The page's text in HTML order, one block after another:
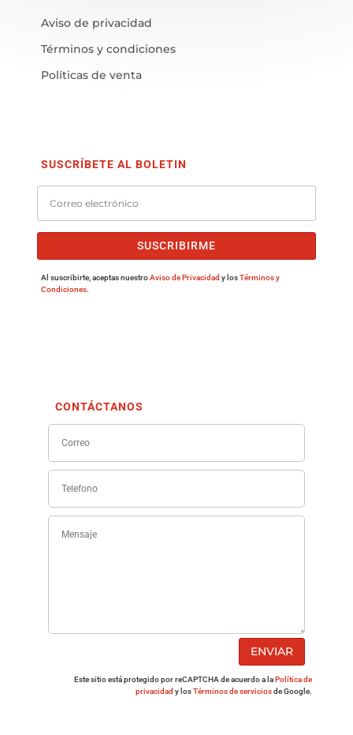
Aviso de privacidad
Términos y condiciones
Políticas de venta
SUSCRÍBETE AL BOLETIN
SUSCRIBIRME
Al suscribirte, aceptas nuestroAviso de Privacidad y losTérminos y
Condiciones.
CONTÁCTANOS
ENVIAR
Este sitio está protegido por reCAPTCHA de acuerdo a laPolítica de
privacidad y losTérminos de serviciosde Google.